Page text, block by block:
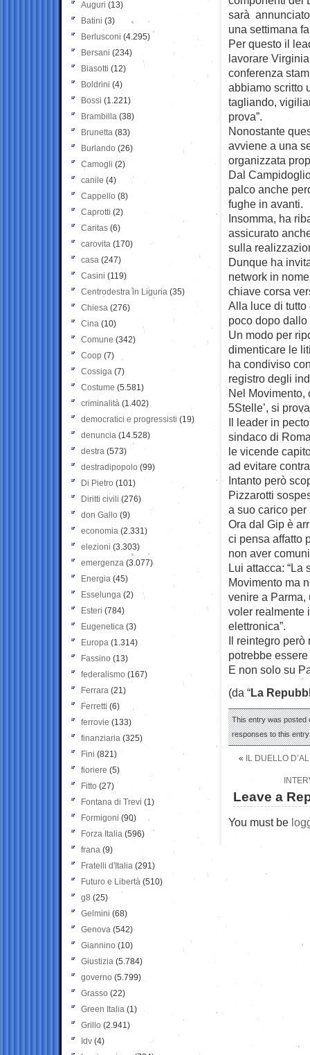
sarà
una settimana
Per questo il
lavorare
conferenza
abbiamo scritto
tagliando,
prova”.
Nonostante
avviene a una
organizzata
Dal
palco anche
fughe in avanti.
Insomma, ha
assicurato
sulla
Dunque ha
network in
chiave corsa
Alla luce di
poco dopo dallo
Un modo per
dimenticare le
ha condiviso
registro degli
Nel Movimento,
5Stelle’, si
Il leader in
sindaco di
le vicende
ad evitare
Intanto però
Pizzarotti
a suo carico
Ora dal Gip è
ci pensa affatto
non aver
Lui attacca: “La
Movimento ma
venire a Parma,
voler realmente
elettronica”.
Il reintegro però
potrebbe
E non solo su
(da “La
This entry was posted
responses to this
« IL DUELLO
Leave a
You must be
Auguri (13)
Batini (3)
Berlusconi (4.295)
Bersani (234)
Biasotti (12)
Boldrini (4)
Bossi (1.221)
Brambilla (38)
Brunetta (83)
Burlando (26)
Camogli (2)
canile (4)
Cappello (8)
Caprotti (2)
Caritas (6)
carovita (170)
casa (247)
Casini (119)
Centrodestra in Liguria (35)
Chiesa (276)
Cina (10)
Comune (342)
Coop (7)
Cossiga (7)
Costume (5.581)
criminalità (1.402)
democratici e progressisti (19)
denuncia (14.528)
destra (573)
destradipopolo (99)
Di Pietro (101)
Diritti civili (276)
don Gallo (9)
economia (2.331)
elezioni (3.303)
emergenza (3.077)
Energia (45)
Esselunga (2)
Esteri (784)
Eugenetica (3)
Europa (1.314)
Fassino (13)
federalismo (167)
Ferrara (21)
Ferretti (6)
ferrovie (133)
finanziaria (325)
Fini (821)
fioriere (5)
Fitto (27)
Fontana di Trevi (1)
Formigoni (90)
Forza Italia (596)
frana (9)
Fratelli d'Italia (291)
Futuro e Libertà (510)
g8 (25)
Gelmini (68)
Genova (542)
Giannino (10)
Giustizia (5.784)
governo (5.799)
Grasso (22)
Green Italia (1)
Grillo (2.941)
Idv (4)